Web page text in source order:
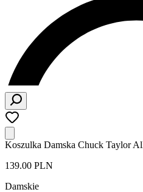
Koszulka Damska Chuck Taylor
139.00 PLN
Damskie